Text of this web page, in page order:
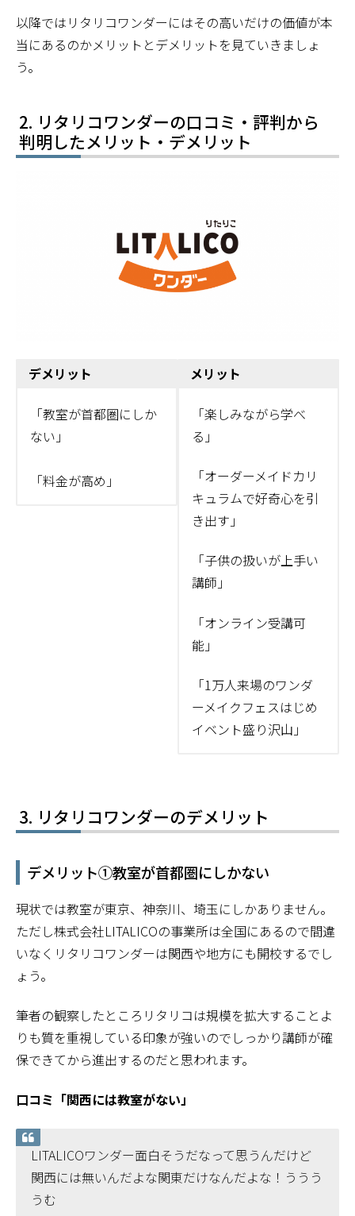
以降ではリタリコワンダーにはその高いだけの価値が本
当にあるのかメリットとデメリットを見ていきましょ
う。
リタリコワンダーの口コミ・評判から
判明したメリット・デメリット
デメリット
「教室が首都圏にしか
ない」
「料金が高め」
メリット
「楽しみながら学べ
る」
「オーダーメイドカリ
キュラムで好奇心を引
き出す」
「子供の扱いが上手い
講師」
「オンライン受講可
能」
「1万人来場のワンダ
ーメイクフェスはじめ
イベント盛り沢山」
リタリコワンダーのデメリット
デメリット①教室が首都圏にしかない
現状では教室が東京、神奈川、埼玉にしかありません。
ただし株式会社LITALICOの事業所は全国にあるので間違
いなくリタリコワンダーは関西や地方にも開校するでし
ょう。
筆者の観察したところリタリコは規模を拡大することよ
りも質を重視している印象が強いのでしっかり講師が確
保できてから進出するのだと思われます。
口コミ「関西には教室がない」
LITALICOワンダー面白そうだなって思うんだけど
関西には無いんだよな関東だけなんだよな！ううう
うむ